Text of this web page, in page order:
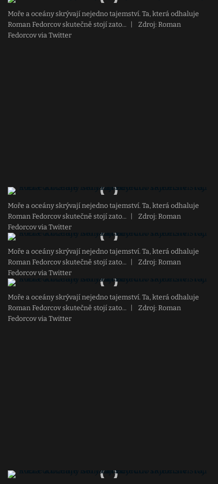
Moře a oceány skrývají nejedno tajemství. Ta, která odhaluje
Roman Fedorcov skutečně stojí zato...
Zdroj: Roman
Fedorcov via Twitter
Moře a oceány skrývají nejedno tajemství. Ta, která odhaluje
Roman Fedorcov skutečně stojí zato...
Zdroj: Roman
Fedorcov via Twitter
Moře a oceány skrývají nejedno tajemství. Ta, která odhaluje
Roman Fedorcov skutečně stojí zato...
Zdroj: Roman
Fedorcov via Twitter
Moře a oceány skrývají nejedno tajemství. Ta, která odhaluje
Roman Fedorcov skutečně stojí zato...
Zdroj: Roman
Fedorcov via Twitter